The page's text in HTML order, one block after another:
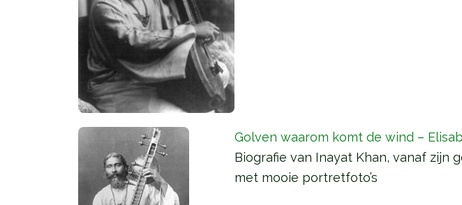
Golven waarom komt de wind –
Biografie van Inayat Khan, vanaf zijn
met mooie portretfoto’s